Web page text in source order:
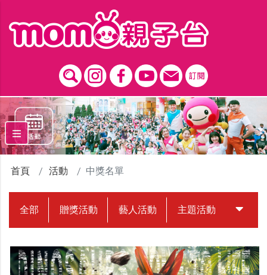
首頁 活動 中獎名單
全部 贈獎活動 藝人活動 主題活動 中獎名